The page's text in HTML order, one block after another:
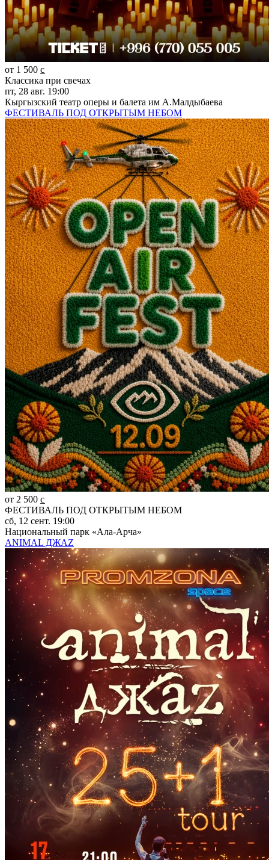
от 1 500 c̲
Классика при свечах
пт, 28 авг. 19:00
Кыргызский театр оперы и балета им А.Малдыбаева
ФЕСТИВАЛЬ ПОД ОТКРЫТЫМ НЕБОМ
от 2 500 c̲
ФЕСТИВАЛЬ ПОД ОТКРЫТЫМ НЕБОМ
сб, 12 сент. 19:00
Национальный парк «Ала-Арча»
ANIMAL ДЖАZ